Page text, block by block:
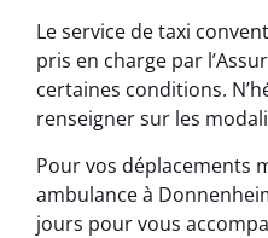
Le service de taxi
pris en charge par
certaines conditions.
renseigner sur les
Pour vos déplacements
ambulance à
jours pour vous